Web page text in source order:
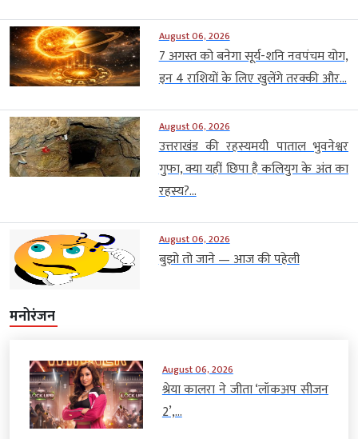
August 06, 2026
7 अगस्त को बनेगा सूर्य-शनि नवपंचम योग,
इन 4 राशियों के लिए खुलेंगे तरक्की और...
August 06, 2026
उत्तराखंड की रहस्यमयी पाताल भुवनेश्वर
गुफा, क्या यहीं छिपा है कलियुग के अंत का
रहस्य?...
August 06, 2026
बुझो तो जाने — आज की पहेली
मनोरंजन
August 06, 2026
श्रेया कालरा ने जीता ‘लॉकअप सीजन
2’,...